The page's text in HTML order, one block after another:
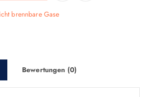
brennbare Gase
Bewertungen (0)